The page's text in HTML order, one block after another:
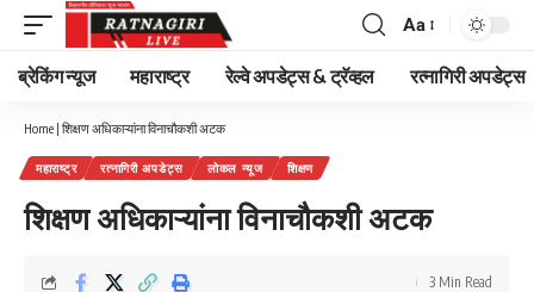
Font
Resizer
Aa
ब्रेकिंग न्यूज महाराष्ट्र रेल्वे अपडेट्स & ट्रॅव्हल रत्नागिरी अपडेट्स
Home | शिक्षण अधिकाऱ्यांना विनाचौकशी अटक
महाराष्ट्र रत्नागिरी अपडेट्स लोकल न्यूज शिक्षण
शिक्षण अधिकाऱ्यांना विनाचौकशी अटक
3 Min Read